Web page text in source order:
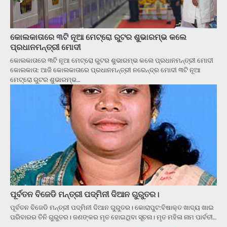
କୋଲକାତାରେ ୩ଟି ନୂଆ ମେଟ୍ରୋ ରୁଟର ଶୁଭାରମ୍ଭ କଲେ
ପ୍ରଧାନମନ୍ତ୍ରୀ ମୋଦୀ
କୋଲକାତାରେ ୩ଟି ନୂଆ ମେଟ୍ରୋ ରୁଟର ଶୁଭାରମ୍ଭ କଲେ ପ୍ରଧାନମନ୍ତ୍ରୀ ମୋଦୀ
କୋଲକାତା: ଆଜି କୋଲକାତାରେ ପ୍ରଧାନମନ୍ତ୍ରୀ ନରେନ୍ଦ୍ର ମୋଦୀ ୩ଟି ନୂଆ
ମେଟ୍ରୋ ରୁଟର ଶୁଭାରମ୍ଭ…
ପୂର୍ବତନ ବିଜେଡି ମନ୍ତ୍ରୀ ପଦ୍ମିନୀ ଦିଆନ ଗୁରୁତର।
ପୂର୍ବତନ ବିଜେଡି ମନ୍ତ୍ରୀ ପଦ୍ମିନୀ ଦିଆନ ଗୁରୁତର। କୋରାପୁଟ:ବିଷାକ୍ତ ଖାଦ୍ୟ ଖାଇ
ପରିବାରର ତିନି ଗୁରୁତର। ଜଣଙ୍କର ମୃତ ହୋଇଥିବା ସୂଚନା। ମୃତ ମହିଳା ନାମ ପାର୍ବତୀ…